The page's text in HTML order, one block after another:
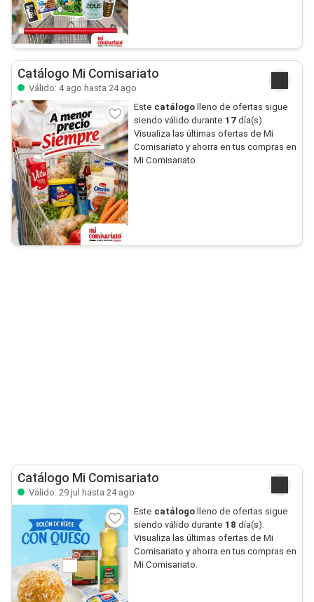
Catálogo Mi Comisariato
Válido: 4 ago hasta 24 ago
Este catálogo lleno de ofertas sigue
siendo válido durante 17día(s).
Visualiza las últimas ofertas de Mi
Comisariato y ahorra en tus compras en
Mi Comisariato.
Catálogo Mi Comisariato
Válido: 29 jul hasta 24 ago
Este catálogo lleno de ofertas sigue
siendo válido durante 18 día(s).
Visualiza las últimas ofertas de Mi
Comisariato y ahorra en tus compras en
Mi Comisariato.